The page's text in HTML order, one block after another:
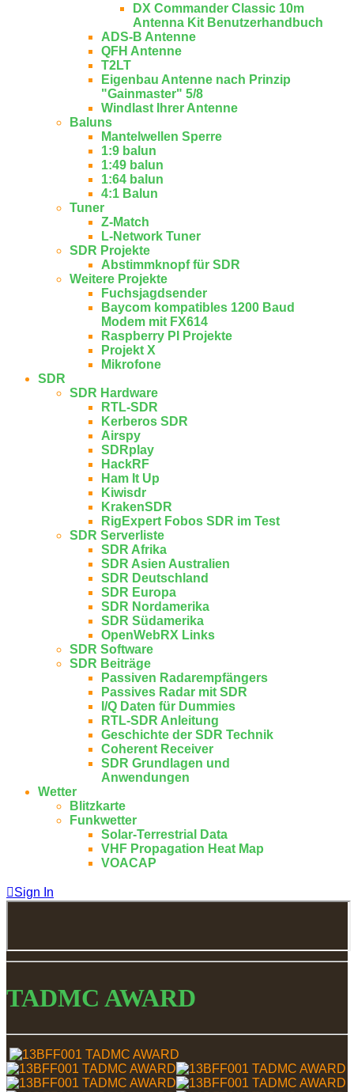
DX Commander Classic 10m
Antenna Kit Benutzerhandbuch
ADS-B Antenne
QFH Antenne
T2LT
Eigenbau Antenne nach Prinzip
"Gainmaster" 5/8
Windlast Ihrer Antenne
Baluns
Mantelwellen Sperre
1:9 balun
1:49 balun
1:64 balun
4:1 Balun
Tuner
Z-Match
L-Network Tuner
SDR Projekte
Abstimmknopf für SDR
Weitere Projekte
Fuchsjagdsender
Baycom kompatibles 1200 Baud
Modem mit FX614
Raspberry PI Projekte
Projekt X
Mikrofone
SDR
SDR Hardware
RTL-SDR
Kerberos SDR
Airspy
SDRplay
HackRF
Ham It Up
Kiwisdr
KrakenSDR
RigExpert Fobos SDR im Test
SDR Serverliste
SDR Afrika
SDR Asien Australien
SDR Deutschland
SDR Europa
SDR Nordamerika
SDR Südamerika
OpenWebRX Links
SDR Software
SDR Beiträge
Passiven Radarempfängers
Passives Radar mit SDR
I/Q Daten für Dummies
RTL-SDR Anleitung
Geschichte der SDR Technik
Coherent Receiver
SDR Grundlagen und
Anwendungen
Wetter
Blitzkarte
Funkwetter
Solar-Terrestrial Data
VHF Propagation Heat Map
VOACAP
Sign In
TADMC AWARD